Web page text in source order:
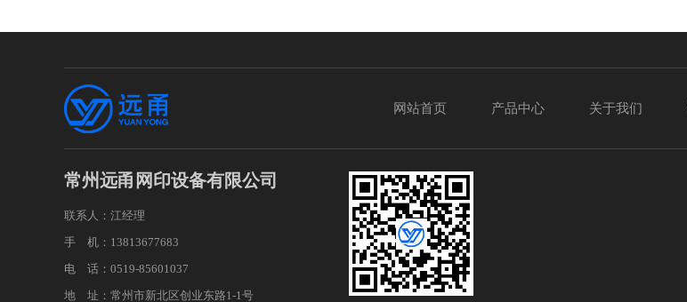
网站首页 产品中心 关于我们
常州远甬网印设备有限公司
联系人：江经理
手 机：13813677683
电 话：0519-85601037
地 址：常州市新北区创业东路1-1号